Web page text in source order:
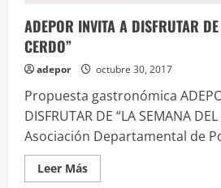
ADEPOR INVITA A DISFRUTAR
CERDO”
adepor octubre 30, 2017
Propuesta gastronómica
DISFRUTAR DE “LA SEMANA DEL
Asociación Departamental de
Leer MásLeer
más